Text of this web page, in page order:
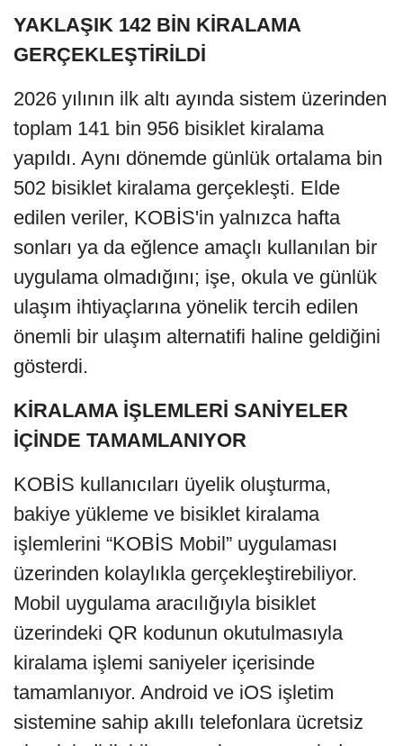
YAKLAŞIK 142 BİN KİRALAMA
GERÇEKLEŞTİRİLDİ
2026 yılının ilk altı ayında sistem üzerinden
toplam 141 bin 956 bisiklet kiralama
yapıldı. Aynı dönemde günlük ortalama bin
502 bisiklet kiralama gerçekleşti. Elde
edilen veriler, KOBİS'in yalnızca hafta
sonları ya da eğlence amaçlı kullanılan bir
uygulama olmadığını; işe, okula ve günlük
ulaşım ihtiyaçlarına yönelik tercih edilen
önemli bir ulaşım alternatifi haline geldiğini
gösterdi.
KİRALAMA İŞLEMLERİ SANİYELER
İÇİNDE TAMAMLANIYOR
KOBİS kullanıcıları üyelik oluşturma,
bakiye yükleme ve bisiklet kiralama
işlemlerini “KOBİS Mobil” uygulaması
üzerinden kolaylıkla gerçekleştirebiliyor.
Mobil uygulama aracılığıyla bisiklet
üzerindeki QR kodunun okutulmasıyla
kiralama işlemi saniyeler içerisinde
tamamlanıyor. Android ve iOS işletim
sistemine sahip akıllı telefonlara ücretsiz